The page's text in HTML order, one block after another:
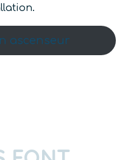
ascenseur